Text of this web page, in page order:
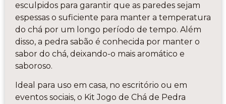
esculpidos para garantir que as paredes sejam
espessas o suficiente para manter a temperatura
do chá por um longo período de tempo. Além
disso, a pedra sabão é conhecida por manter o
sabor do chá, deixando-o mais aromático e
saboroso.
Ideal para uso em casa, no escritório ou em
eventos sociais, o Kit Jogo de Chá de Pedra